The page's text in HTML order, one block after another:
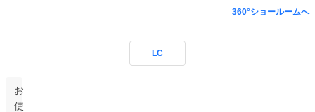
お
使
360°ショールームへ
LC